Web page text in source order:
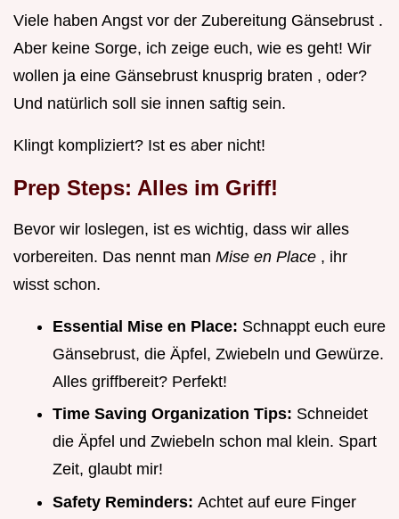
Viele haben Angst vor der Zubereitung Gänsebrust .
Aber keine Sorge, ich zeige euch, wie es geht! Wir
wollen ja eine Gänsebrust knusprig braten , oder?
Und natürlich soll sie innen saftig sein.
Klingt kompliziert? Ist es aber nicht!
Prep Steps: Alles im Griff!
Bevor wir loslegen, ist es wichtig, dass wir alles
vorbereiten. Das nennt man Mise en Place , ihr
wisst schon.
Essential Mise en Place: Schnappt euch eure
Gänsebrust, die Äpfel, Zwiebeln und Gewürze.
Alles griffbereit? Perfekt!
Time Saving Organization Tips: Schneidet
die Äpfel und Zwiebeln schon mal klein. Spart
Zeit, glaubt mir!
Safety Reminders: Achtet auf eure Finger